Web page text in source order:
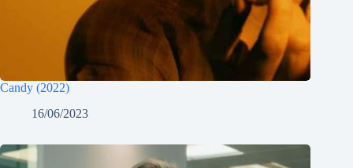
Candy (2022)
16/06/2023